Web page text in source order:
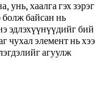
унь, хаалга гэх зэрэг
болж байсан нь
эдлэхүүнүүдийг бий
чухал элемент нь хээ
агуулж